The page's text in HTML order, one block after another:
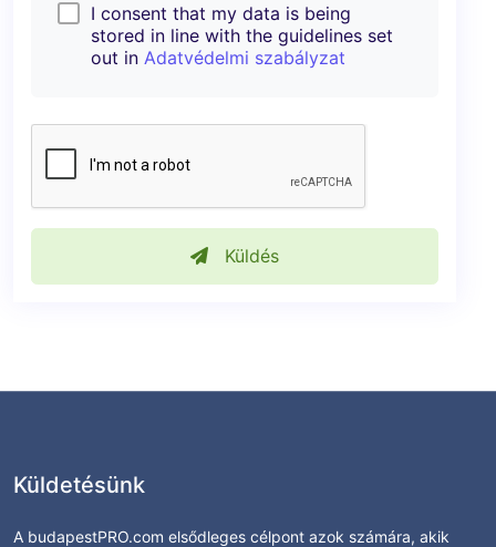
I consent that my data is being
stored in line with the guidelines set
out in Adatvédelmi szabályzat
Küldés
Küldetésünk
A budapestPRO.com elsődleges célpont azok számára, akik